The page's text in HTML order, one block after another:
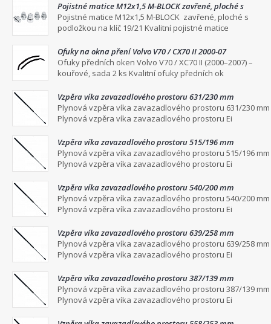
Pojistné matice M12x1,5 M-BLOCK zavřené, ploché s
podložkou na klíč 19/21
Pojistné matice M12x1,5 M-BLOCK zavřené, ploché s
podložkou na klíč 19/21 Kvalitní pojistné matice
Ofuky na okna pření Volvo V70 / CX70 II 2000-07
Ofuky předních oken Volvo V70 / XC70 II (2000–2007) –
kouřové, sada 2 ks Kvalitní ofuky předních ok
Vzpěra víka zavazadlového prostoru 631/230 mm
Plynová vzpěra víka zavazadlového prostoru 631/230 mm
Plynová vzpěra víka zavazadlového prostoru Ei
Vzpěra víka zavazadlového prostoru 515/196 mm
Plynová vzpěra víka zavazadlového prostoru 515/196 mm
Plynová vzpěra víka zavazadlového prostoru Ei
Vzpěra víka zavazadlového prostoru 540/200 mm
Plynová vzpěra víka zavazadlového prostoru 540/200 mm
Plynová vzpěra víka zavazadlového prostoru Ei
Vzpěra víka zavazadlového prostoru 639/258 mm
Plynová vzpěra víka zavazadlového prostoru 639/258 mm
Plynová vzpěra víka zavazadlového prostoru Ei
Vzpěra víka zavazadlového prostoru 387/139 mm
Plynová vzpěra víka zavazadlového prostoru 387/139 mm
Plynová vzpěra víka zavazadlového prostoru Ei